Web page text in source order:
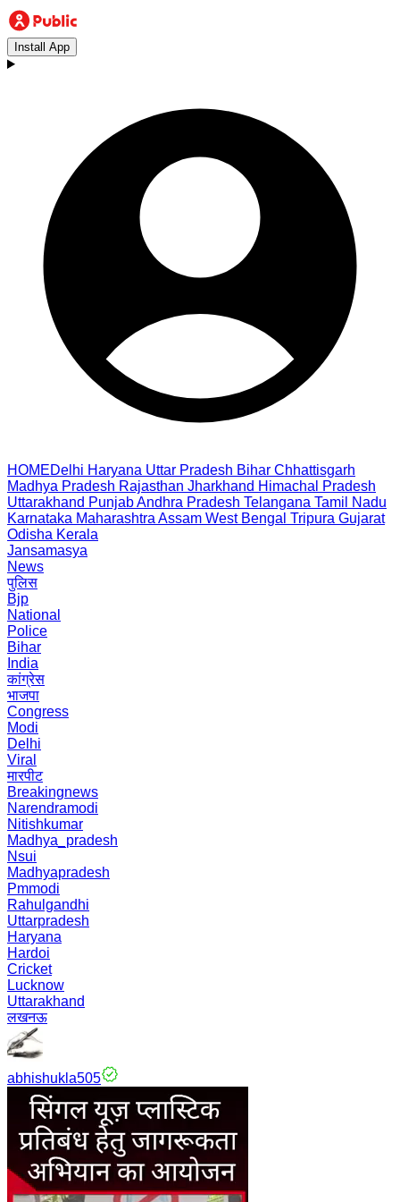
Install App
HOMEDelhi Haryana Uttar Pradesh Bihar Chhattisgarh
Madhya Pradesh Rajasthan Jharkhand Himachal Pradesh
Uttarakhand PunjabAndhra Pradesh Telangana Tamil Nadu
Karnataka Maharashtra Assam West Bengal Tripura Gujarat
Odisha Kerala
Jansamasya
News
पुलिस
Bjp
National
Police
Bihar
India
कांग्रेस
भाजपा
Congress
Modi
Delhi
Viral
मारपीट
Breakingnews
Narendramodi
Nitishkumar
Madhya_pradesh
Nsui
Madhyapradesh
Pmmodi
Rahulgandhi
Uttarpradesh
Haryana
Hardoi
Cricket
Lucknow
Uttarakhand
लखनऊ
abhishukla505